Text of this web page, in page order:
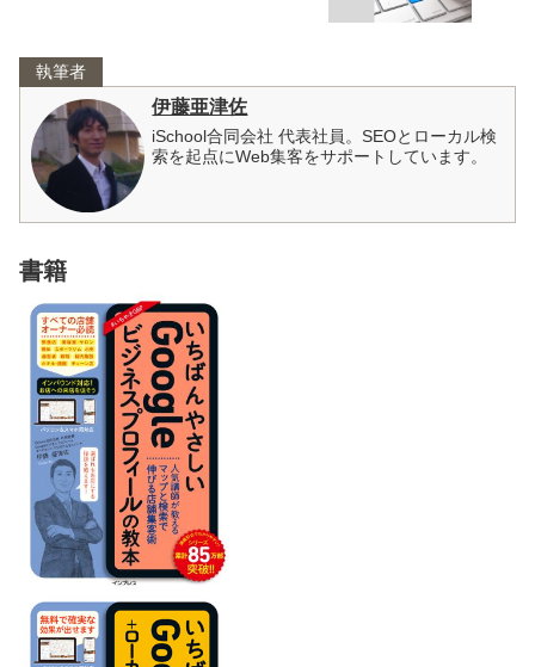
執筆者
伊藤亜津佐
iSchool合同会社 代表社員。SEOとローカル検
索を起点にWeb集客をサポートしています。
書籍